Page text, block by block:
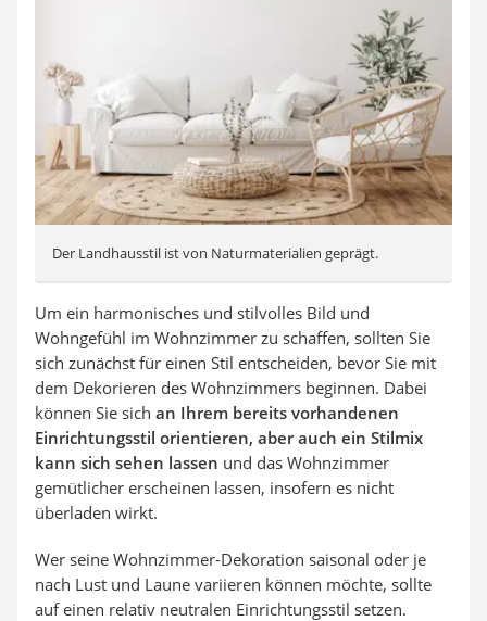
Der Landhausstil ist von Naturmaterialien geprägt.
Um ein harmonisches und stilvolles Bild und
Wohngefühl im Wohnzimmer zu schaffen, sollten Sie
sich zunächst für einen Stil entscheiden, bevor Sie mit
dem Dekorieren des Wohnzimmers beginnen. Dabei
können Sie sich an Ihrem bereits vorhandenen
Einrichtungsstil orientieren, aber auch ein Stilmix
kann sich sehen lassen und das Wohnzimmer
gemütlicher erscheinen lassen, insofern es nicht
überladen wirkt.
Wer seine Wohnzimmer-Dekoration saisonal oder je
nach Lust und Laune variieren können möchte, sollte
auf einen relativ neutralen Einrichtungsstil setzen.